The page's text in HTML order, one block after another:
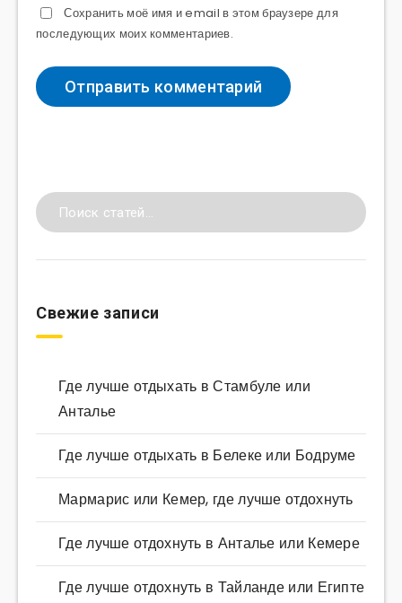
Сохранить моё имя и email в этом браузере для
последующих моих комментариев.
Свежие записи
Где лучше отдыхать в Стамбуле или
Анталье
Где лучше отдыхать в Белеке или Бодруме
Мармарис или Кемер, где лучше отдохнуть
Где лучше отдохнуть в Анталье или Кемере
Где лучше отдохнуть в Тайланде или Египте